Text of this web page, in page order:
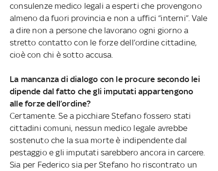
consulenze medico legali a esperti che provengono
almeno da fuori provincia e non a uffici “interni”. Vale
a dire non a persone che lavorano ogni giorno a
stretto contatto con le forze dell’ordine cittadine,
cioè con chi è sotto accusa.
La mancanza di dialogo con le procure secondo lei
dipende dal fatto che gli imputati appartengono
alle forze dell’ordine?
Certamente. Se a picchiare Stefano fossero stati
cittadini comuni, nessun medico legale avrebbe
sostenuto che la sua morte è indipendente dal
pestaggio e gli imputati sarebbero ancora in carcere.
Sia per Federico sia per Stefano ho riscontrato un